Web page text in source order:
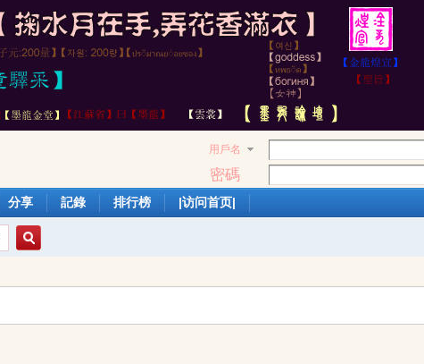
用戶名
密碼
分享 記錄 排行榜 |访问首页|